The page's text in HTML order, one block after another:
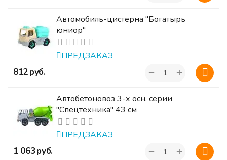
Автомобиль-цистерна "Богатырь
юниор"
ПРЕДЗАКАЗ
‍812‍руб. +
−
Автобетоновоз 3-х осн. серии
"Спецтехника" 43 см
ПРЕДЗАКАЗ
‍1 063‍руб. +
−